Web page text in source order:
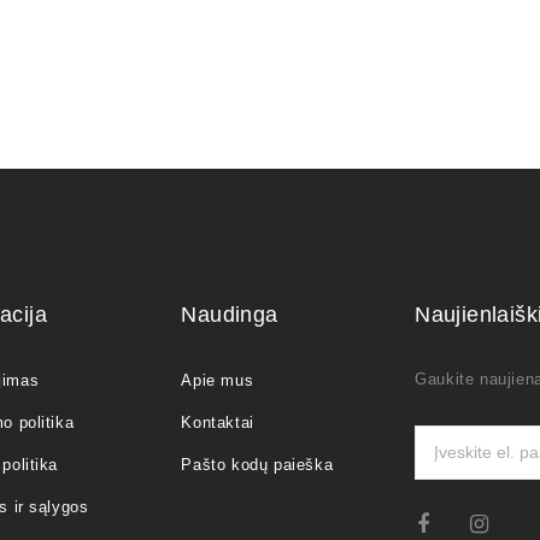
politika
ir sąlygos
Naudinga
Apie mus
Kontaktai
Pašto kodų paieška
Gaukite